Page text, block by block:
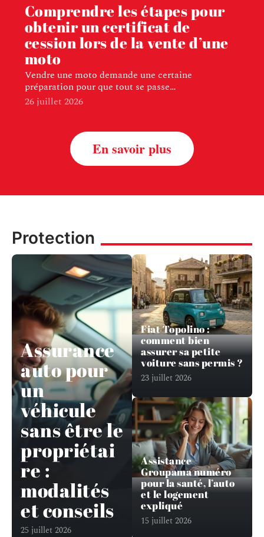
Comprendre les étapes pour
obtenir un certificat de
cession lors de la vente d’une
moto
Vendre une moto demande une certaine
préparation pour que tout se passe…
26 juillet 2026
En savoir plus
Protection
Assurance
auto pour
un
véhicule
sans être le
propriétai
re :
modalités
et conseils
25 juillet 2026
Fiat Topolino :
comment bien
assurer sa petite
voiture sans permis ?
23 juillet 2026
Assistance
Groupama numéro
pour la santé, l’auto
et le logement
expliqué
15 juillet 2026